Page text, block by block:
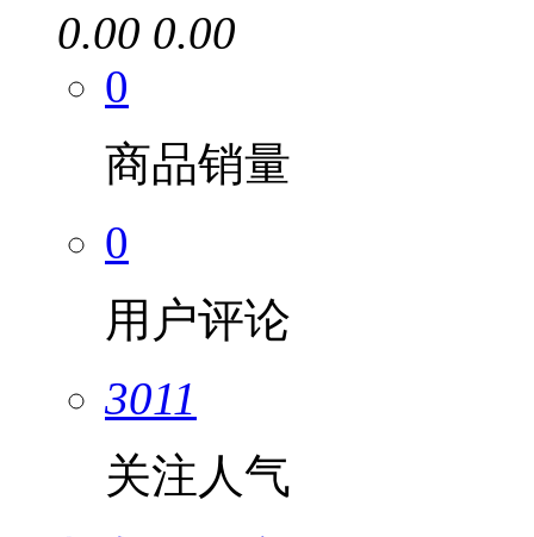
0.00 0.00
0
商品销量
0
用户评论
3011
关注人气